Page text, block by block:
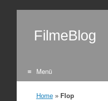
FilmeBlog
Menü
Home» Flop